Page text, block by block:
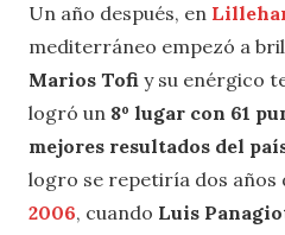
Un año después, en
mediterráneo empezó a
Marios Tofi y su enérgico
logró un 8º lugar con 61
mejores resultados del
logro se repetiría dos años
2006, cuando Luis